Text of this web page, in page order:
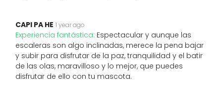
CAPI PA HE 1 year ago
Experiencia fantástica: Espectacular y aunque las
escaleras son algo inclinadas, merece la pena bajar
y subir para disfrutar de la paz, tranquilidad y el batir
de las olas, maravilloso y lo mejor, que puedes
disfrutar de ello con tu mascota.